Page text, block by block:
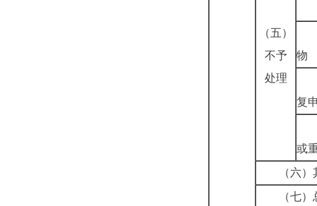
（五）
不予
处理
物
复
或
（六
（七